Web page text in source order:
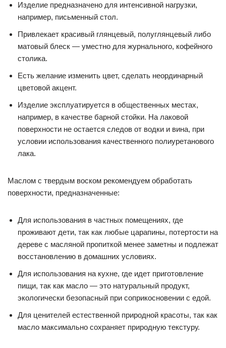
Изделие предназначено для интенсивной нагрузки,
например, письменный стол.
Привлекает красивый глянцевый, полуглянцевый либо
матовый блеск — уместно для журнального, кофейного
столика.
Есть желание изменить цвет, сделать неординарный
цветовой акцент.
Изделие эксплуатируется в общественных местах,
например, в качестве барной стойки. На лаковой
поверхности не остается следов от водки и вина, при
условии использования качественного полиуретанового
лака.
Маслом с твердым воском рекомендуем обработать
поверхности, предназначенные:
Для использования в частных помещениях, где
проживают дети, так как любые царапины, потертости на
дереве с масляной пропиткой менее заметны и подлежат
восстановлению в домашних условиях.
Для использования на кухне, где идет приготовление
пищи, так как масло — это натуральный продукт,
экологически безопасный при соприкосновении с едой.
Для ценителей естественной природной красоты, так как
масло максимально сохраняет природную текстуру.